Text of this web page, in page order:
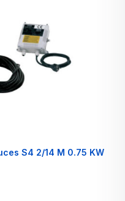
S4 2/14 M 0.75 KW